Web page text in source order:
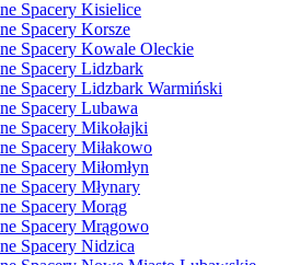
Spacery Kisielice
Spacery Korsze
Spacery Kowale Oleckie
Spacery Lidzbark
Spacery Lidzbark Warmiński
Spacery Lubawa
Spacery Mikołajki
Spacery Miłakowo
Spacery Miłomłyn
Spacery Młynary
Spacery Morąg
Spacery Mrągowo
Spacery Nidzica